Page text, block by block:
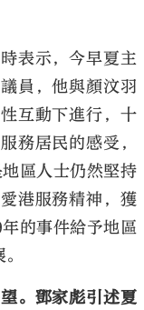
表示，今早夏主
員，他與顏汶羽
互動下進行，十
務居民的感受，
區人士仍然堅持
港服務精神，獲
的事件給予地區
。鄧家彪引述夏